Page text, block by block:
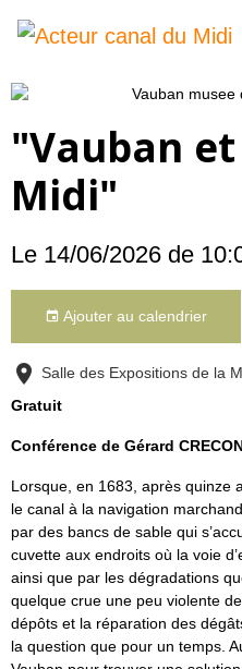
"Vauban
Midi"
Le 14/06/2026 de
Ajouter au calendrier
Salle des Expositions de la
Gratuit
Conférence de Gérard
Lorsque, en 1683, après quinze
le canal à la navigation
par des bancs de sable qui
cuvette aux endroits où la voie
ainsi que par les dégradations
quelque crue une peu violente
dépôts et la réparation des
la question que pour un temps.